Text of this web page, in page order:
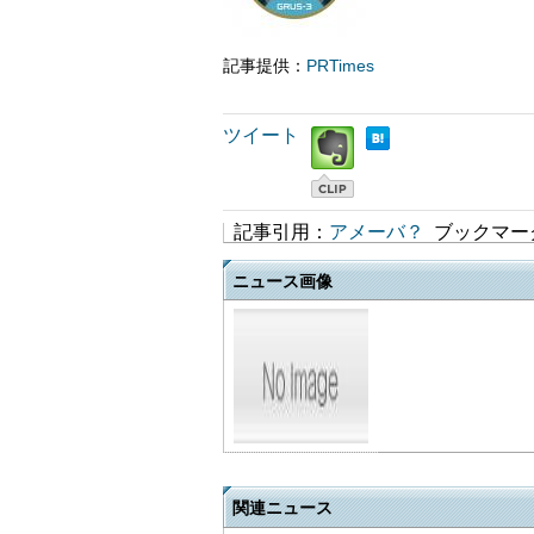
記事提供： PRTimes
ツイート
記事引用： アメーバ？ ブックマー
ニュース画像
関連ニュース